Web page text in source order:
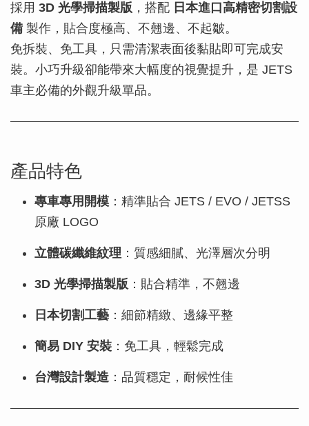
採用 3D 光學掃描製版 ，搭配 日本進口高精密切割設
備 製作，貼合度極高、不翹邊、不起皺。
免拆裝、免工具，只需清潔表面後黏貼即可完成安
裝。小巧升級卻能帶來大幅度的視覺提升，是 JETS
車主必備的外觀升級單品。
產品特色
專車專用開模 ：精準貼合 JETS / EVO / JETSS
原廠 LOGO
立體碳纖維紋理 ：質感細膩、光澤層次分明
3D 光學掃描製版 ：貼合精準，不翹邊
日本切割工藝 ：細節精緻、邊緣平整
簡易 DIY 安裝 ：免工具，輕鬆完成
台灣設計製造 ：品質穩定，耐候性佳